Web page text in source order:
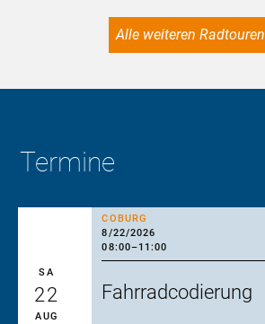
Alle weiteren Radtouren
Termine
COBURG
8/22/2026
08:00–11:00
SA
22
AUG
Fahrradcodierung